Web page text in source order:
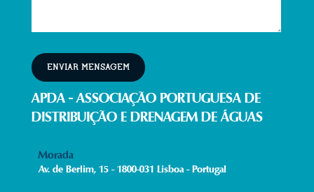
ENVIAR MENSAGEM
APDA - ASSOCIAÇÃO PORTUGUESA DE
DISTRIBUIÇÃO E DRENAGEM DE ÁGUAS
Morada
Av. de Berlim, 15 - 1800-031 Lisboa - Portugal